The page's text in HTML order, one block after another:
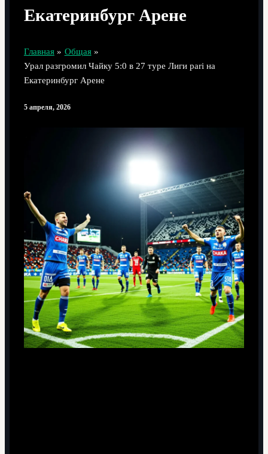
Екатеринбург Арене
Главная
Общая
Урал разгромил Чайку 5:0 в 27 туре Лиги pari на
Екатеринбург Арене
5 апреля, 2026